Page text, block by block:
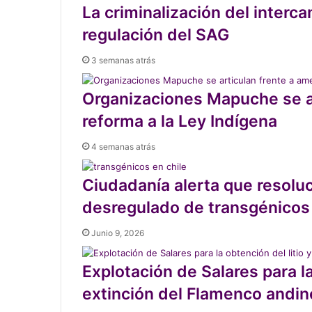
La criminalización del
regulación del SAG
3 semanas atrás
Organizaciones Mapuche se
reforma a la Ley Indígena
4 semanas atrás
Ciudadanía alerta que
desregulado de
Junio 9, 2026
Explotación de Salares para
extinción del Flamenco